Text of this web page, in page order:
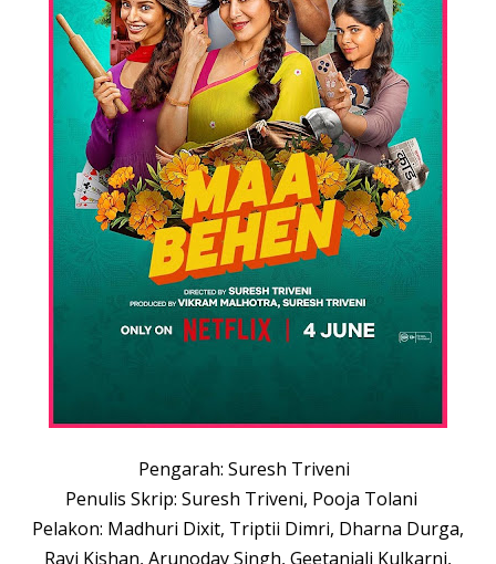
Pengarah: Suresh Triveni
Penulis Skrip: Suresh Triveni, Pooja Tolani
Pelakon: Madhuri Dixit, Triptii Dimri, Dharna Durga,
Ravi Kishan, Arunoday Singh, Geetanjali Kulkarni,